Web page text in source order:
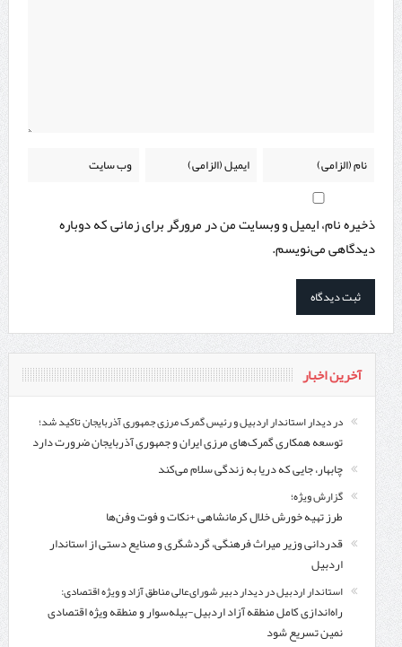
ذخیره نام، ایمیل و وبسایت من در مرورگر برای زمانی که دوباره
دیدگاهی می‌نویسم.
آخرین اخبار
در دیدار استاندار اردبیل و رئیس گمرک مرزی جمهوری آذربایجان تاکید شد؛
توسعه همکاری گمرک‌های مرزی ایران و جمهوری آذربایجان ضرورت دارد
چابهار، جایی که دریا به زندگی سلام می‌کند
گزارش ویژه؛
طرز تهیه خورش خلال کرمانشاهی +نکات و فوت وفن‌ها
قدردانی وزیر میراث فرهنگی، گردشگری و صنایع دستی از استاندار
اردبیل
استاندار اردبیل در دیدار دبیر شورای‌عالی مناطق آزاد و ویژه اقتصادی:
راه‌اندازی کامل منطقه آزاد اردبیل-بیله‌سوار و منطقه ویژه اقتصادی
نمین تسریع شود